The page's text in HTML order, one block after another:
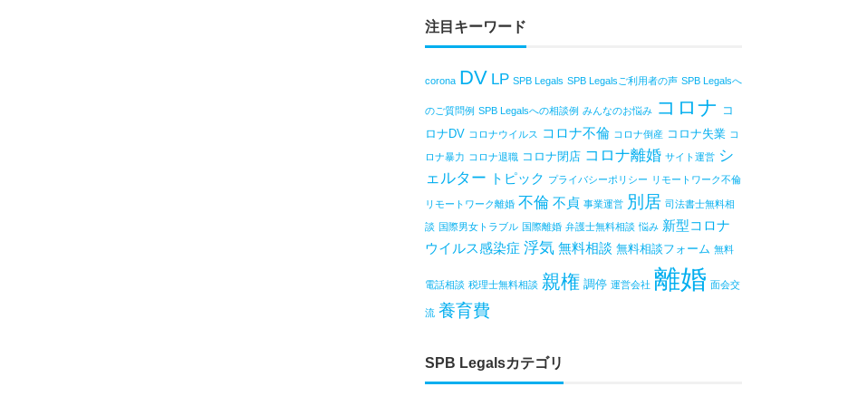
注目キーワード
corona DV LP SPB Legals SPB Legalsご利用者の声 SPB Legalsへ
のご質問例 SPB Legalsへの相談例 みんなのお悩み コロナ コ
ロナDV コロナウイルス コロナ不倫 コロナ倒産 コロナ失業 コ
ロナ暴力 コロナ退職 コロナ閉店 コロナ離婚 サイト運営 シ
ェルター トピック プライバシーポリシー リモートワーク不倫
リモートワーク離婚 不倫 不貞 事業運営 別居 司法書士無料相
談 国際男女トラブル 国際離婚 弁護士無料相談 悩み 新型コロナ
ウイルス感染症 浮気 無料相談 無料相談フォーム 無料
電話相談 税理士無料相談 親権 調停 運営会社 離婚 面会交
流 養育費
SPB Legalsカテゴリ